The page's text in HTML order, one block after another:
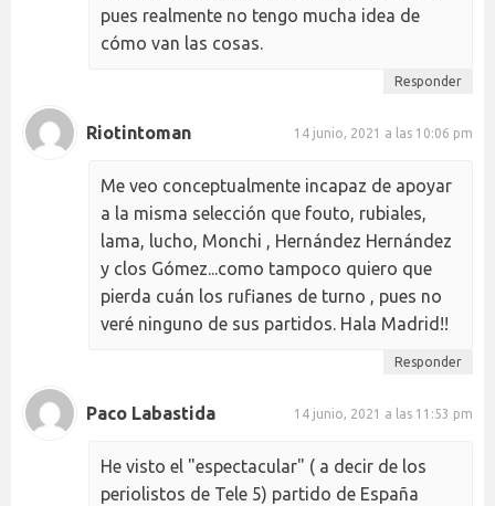
pues realmente no tengo mucha idea de
cómo van las cosas.
Responder
Riotintoman 14 junio, 2021 a las 10:06 pm
Me veo conceptualmente incapaz de apoyar
a la misma selección que fouto, rubiales,
lama, lucho, Monchi , Hernández Hernández
y clos Gómez...como tampoco quiero que
pierda cuán los rufianes de turno , pues no
veré ninguno de sus partidos. Hala Madrid!!
Responder
Paco Labastida 14 junio, 2021 a las 11:53 pm
He visto el "espectacular" ( a decir de los
periolistos de Tele 5) partido de España